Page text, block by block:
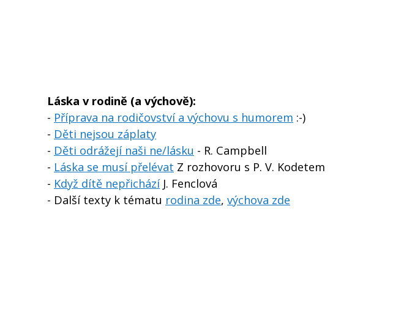
Láska v rodině (a výchově):
- Příprava na rodičovství a výchovu s humorem :-)
- Děti nejsou záplaty
- Děti odrážejí naši ne/lásku - R. Campbell
- Láska se musí přelévat Z rozhovoru s P. V. Kodetem
- Když dítě nepřicházíJ. Fenclová
- Další texty k tématu rodina zde, výchova zde